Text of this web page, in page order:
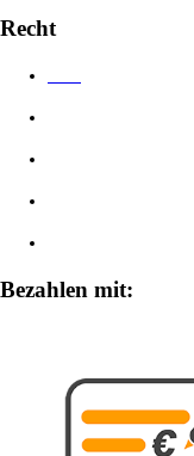
Recht
Bezahlen mit: